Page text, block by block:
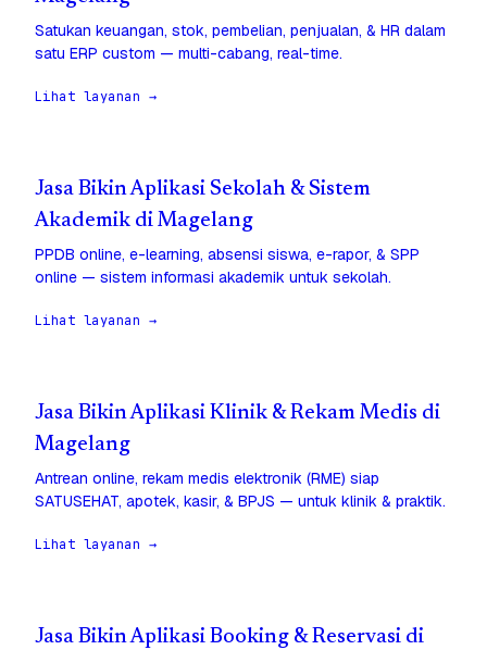
Satukan keuangan, stok, pembelian, penjualan, & HR dalam
satu ERP custom — multi-cabang, real-time.
Lihat layanan →
Jasa Bikin Aplikasi Sekolah & Sistem
Akademik di Magelang
PPDB online, e-learning, absensi siswa, e-rapor, & SPP
online — sistem informasi akademik untuk sekolah.
Lihat layanan →
Jasa Bikin Aplikasi Klinik & Rekam Medis di
Magelang
Antrean online, rekam medis elektronik (RME) siap
SATUSEHAT, apotek, kasir, & BPJS — untuk klinik & praktik.
Lihat layanan →
Jasa Bikin Aplikasi Booking & Reservasi di